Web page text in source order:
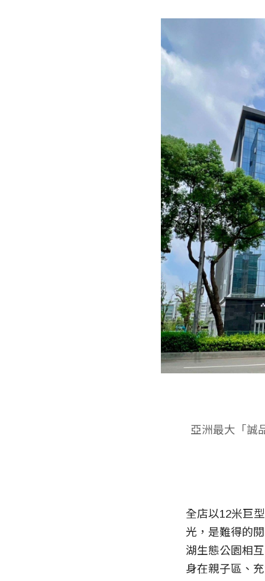
亞洲最大「誠
全店以12米巨
光，是難得的
湖生態公園相
身在親子區、